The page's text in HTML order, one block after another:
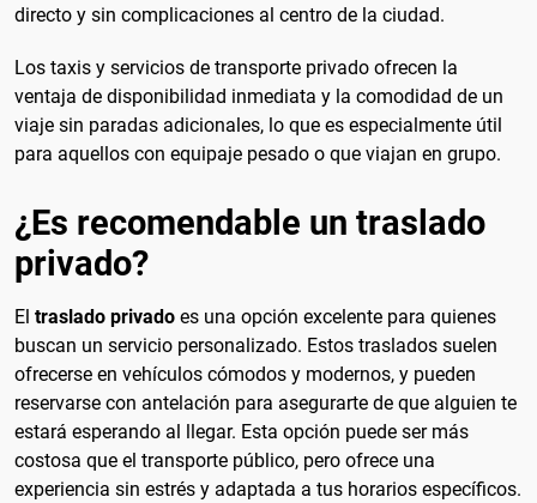
directo y sin complicaciones al centro de la ciudad.
Los taxis y servicios de transporte privado ofrecen la
ventaja de disponibilidad inmediata y la comodidad de un
viaje sin paradas adicionales, lo que es especialmente útil
para aquellos con equipaje pesado o que viajan en grupo.
¿Es recomendable un traslado
privado?
El traslado privado es una opción excelente para quienes
buscan un servicio personalizado. Estos traslados suelen
ofrecerse en vehículos cómodos y modernos, y pueden
reservarse con antelación para asegurarte de que alguien te
estará esperando al llegar. Esta opción puede ser más
costosa que el transporte público, pero ofrece una
experiencia sin estrés y adaptada a tus horarios específicos.